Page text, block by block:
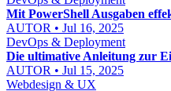
Mit PowerShell Ausgaben
AUTOR • Jul 16, 2025
DevOps & Deployment
Die ultimative Anleitung zur
AUTOR • Jul 15, 2025
Webdesign & UX